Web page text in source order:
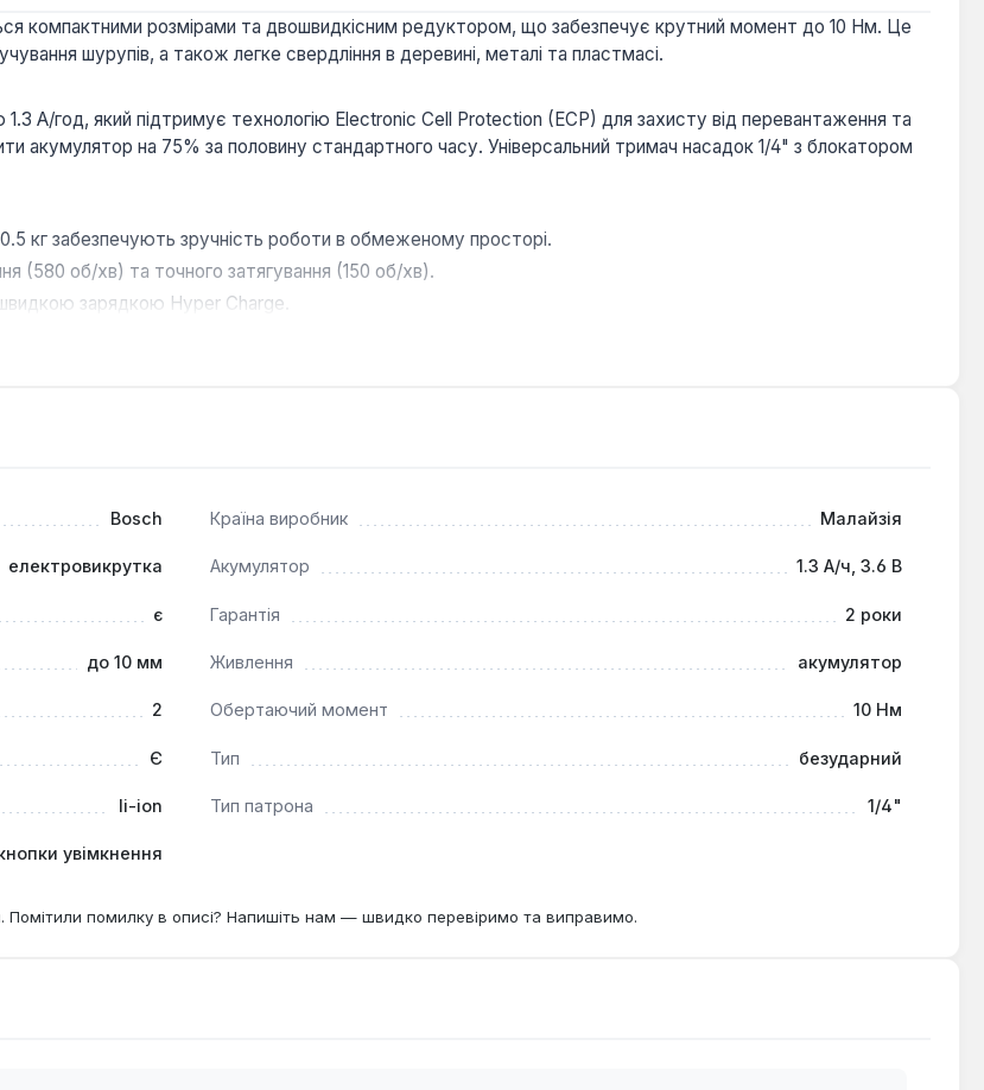
компактними розмірами та двошвидкісним редуктором, що забезпечує крутний момент до 10 Нм. Це
шурупів, а також легке свердління в деревині, металі та пластмасі.
А/год, який підтримує технологію Electronic Cell Protection (ECP) для захисту від перевантаження та
акумулятор на 75% за половину стандартного часу. Універсальний тримач насадок 1/4" з блокатором
кг забезпечують зручність роботи в обмеженому просторі.
(580 об/хв) та точного затягування (150 об/хв).
зарядкою Hyper Charge.
використання.
Bosch Країна виробник Малайзія
електровикрутка Акумулятор 1.3 А/ч, 3.6 В
є Гарантія 2 роки
до 10 мм Живлення акумулятор
2 Обертаючий момент 10 Нм
Є Тип безударний
li-ion Тип патрона 1/4"
увімкнення
помилку в описі? Напишіть нам — швидко перевіримо та виправимо.